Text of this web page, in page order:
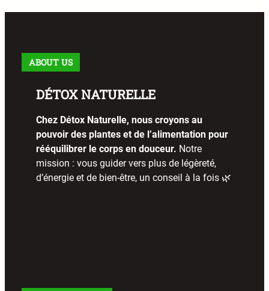
ABOUT US
DÉTOX NATURELLE
Chez Détox Naturelle, nous croyons au
pouvoir des plantes et de l’alimentation pour
rééquilibrer le corps en douceur. Notre
mission : vous guider vers plus de légèreté,
d’énergie et de bien-être, un conseil à la fois 🌿